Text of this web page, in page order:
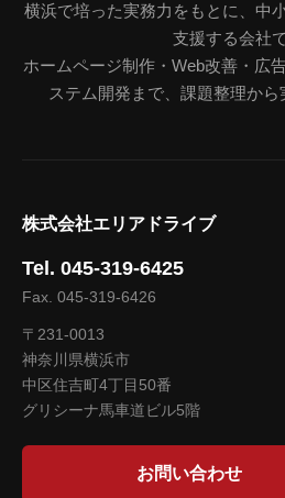
横浜で培った実務力をもとに、中
支援する会社で
ホームページ制作・Web改善・広
ステム開発まで、課題整理から
株式会社エリアドライブ
Tel. 045-319-6425
Fax. 045-319-6426
〒231-0013
神奈川県横浜市
中区住吉町4丁目50番
グリシーナ馬車道ビル5階
お問い合わせ